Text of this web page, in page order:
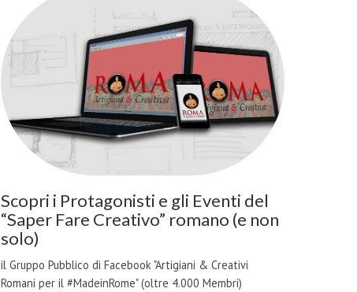
Scopri i Protagonisti e gli Eventi del
“Saper Fare Creativo” romano (e non
solo)
il Gruppo Pubblico di Facebook "Artigiani & Creativi
Romani per il #MadeinRome" (oltre 4.000 Membri)